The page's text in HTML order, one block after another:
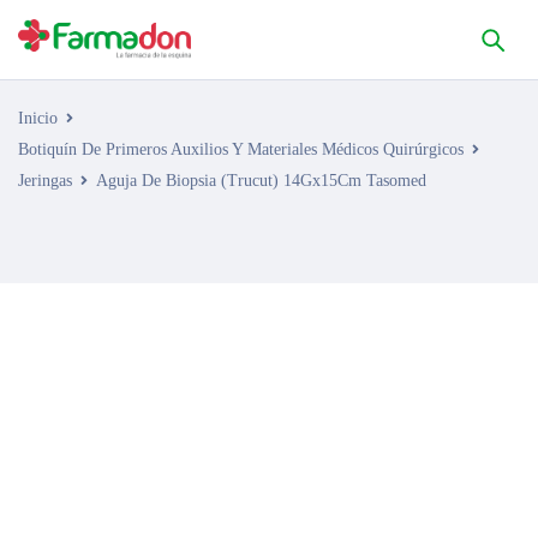
Inicio
Botiquín De Primeros Auxilios Y Materiales Médicos Quirúrgicos
Jeringas
Aguja De Biopsia (Trucut) 14Gx15Cm Tasomed